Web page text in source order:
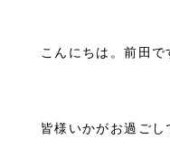
こんにちは。前田で
皆様いかがお過ごし